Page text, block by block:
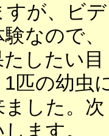
すが、ビデ
なので、
したい目
匹の幼虫
した。次
ます。